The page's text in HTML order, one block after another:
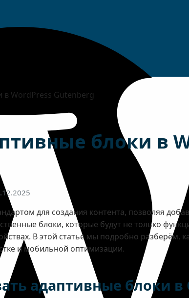
в WordPress Gutenberg
блоки в
для создания контента, позволяя
блоки, которые будут не только
В этой статье мы подробно разберём,
и мобильной оптимизации.
адаптивные блоки в